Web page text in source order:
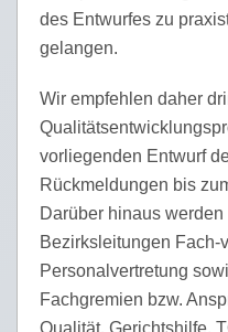
des Entwurfes zu
gelangen.
Wir empfehlen daher
vorliegenden Entwurf
Rückmeldungen bis
Darüber hinaus
Bezirksleitungen Fach-
Personalvertretung
Fachgremien bzw.
Qualität, Gerichtshilfe,